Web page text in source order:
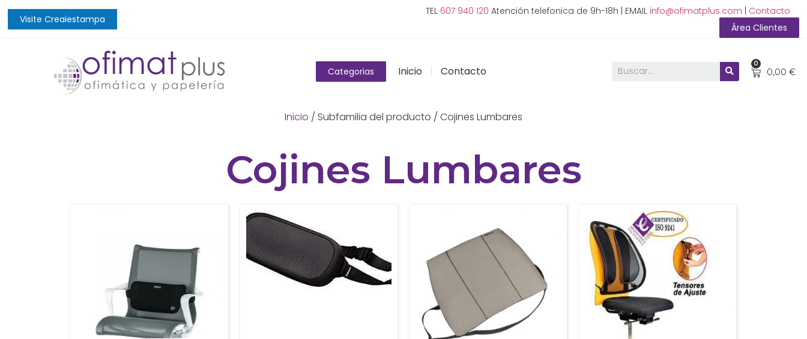
Visite Creaiestampa
TEL 607 940 120 Atención telefonica de 9h-18h | EMAIL info@ofimatplus.com
Contacto
Área Clientes
Categorias Inicio Contacto 0,00 €
0
Inicio / Subfamilia del producto / Cojines Lumbares
Cojines Lumbares